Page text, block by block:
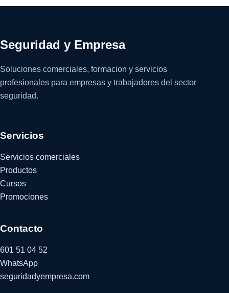
Seguridad y Empresa
Soluciones comerciales, formacion y servicios
profesionales para empresas y trabajadores del sector
seguridad.
Servicios
Servicios comerciales
Productos
Cursos
Promociones
Contacto
601 51 04 52
WhatsApp
seguridadyempresa.com